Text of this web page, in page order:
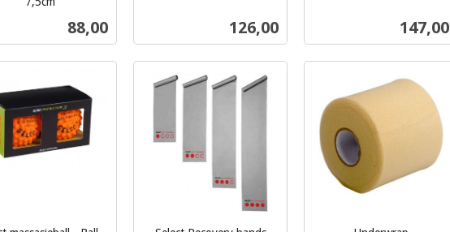
Pris
88,00 Pris
126,00
Les mer
Pris
147,00
Les mer